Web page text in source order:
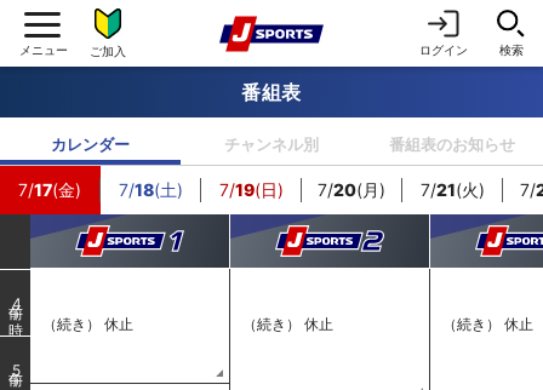
ご加入 ログイン 検索
番組表
カレンダー チャンネル別 番組表のお知らせ
7/17(金) 7/18(土) 7/19(日) 7/20(月) 7/21(火) 7/
4
（続き） 休止 （続き） 休止 （続き） 休止
5